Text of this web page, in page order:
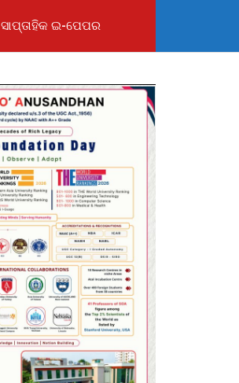
ସାପ୍ତାହିକ ଇ-ପେପର